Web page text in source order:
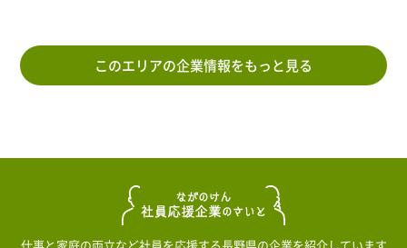
このエリアの企業情報をもっと見る